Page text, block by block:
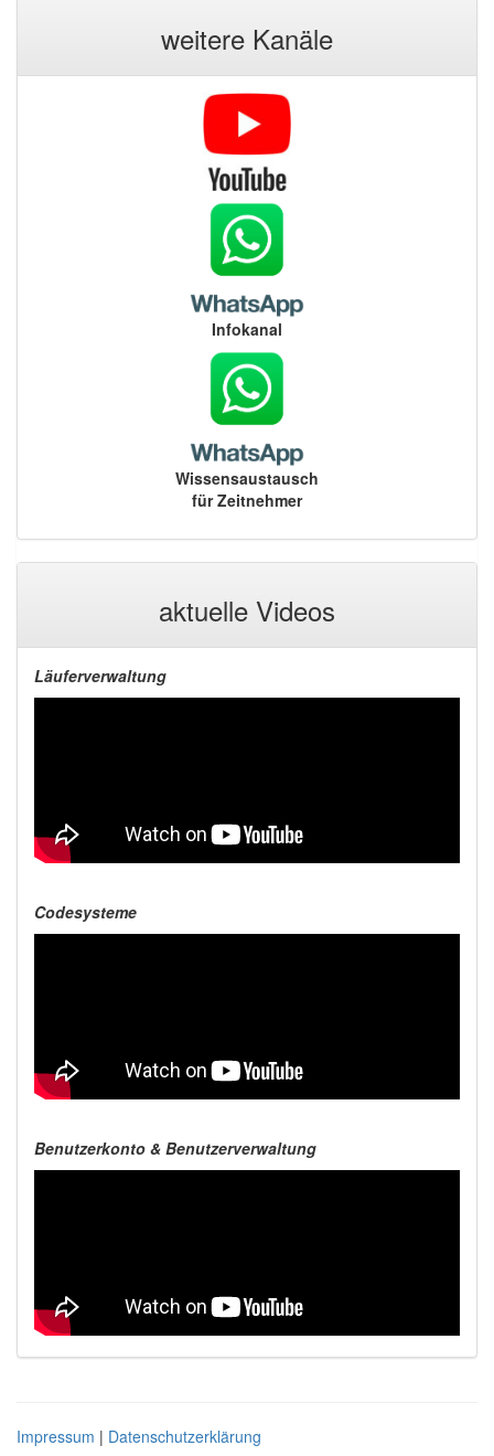
weitere Kanäle
Infokanal
Wissensaustausch
für Zeitnehmer
aktuelle Videos
Läuferverwaltung
Codesysteme
Benutzerkonto & Benutzerverwaltung
Impressum | Datenschutzerklärung